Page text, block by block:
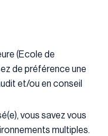
(Ecole de
de préférence une
et/ou en conseil
vous savez vous
multiples.